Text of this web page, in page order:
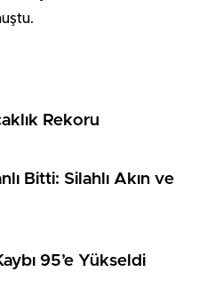
Rekoru
Bitti: Silahlı Akın ve
95’e Yükseldi